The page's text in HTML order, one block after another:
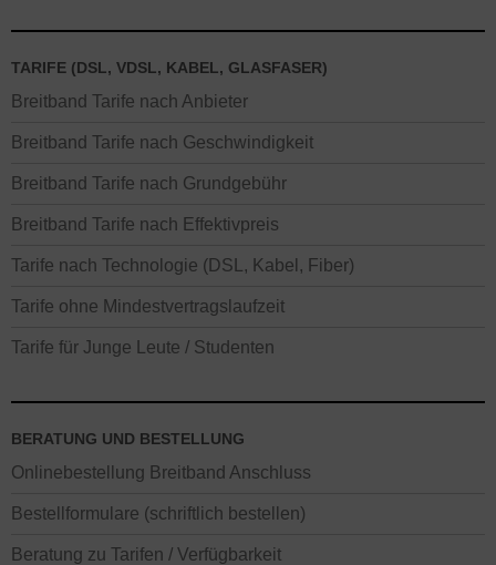
TARIFE (DSL, VDSL, KABEL, GLASFASER)
Breitband Tarife nach Anbieter
Breitband Tarife nach Geschwindigkeit
Breitband Tarife nach Grundgebühr
Breitband Tarife nach Effektivpreis
Tarife nach Technologie (DSL, Kabel, Fiber)
Tarife ohne Mindestvertragslaufzeit
Tarife für Junge Leute / Studenten
BERATUNG UND BESTELLUNG
Onlinebestellung Breitband Anschluss
Bestellformulare (schriftlich bestellen)
Beratung zu Tarifen / Verfügbarkeit